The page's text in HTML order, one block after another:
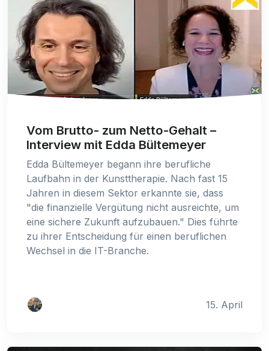
Vom Brutto- zum Netto-Gehalt –
Interview mit Edda Bültemeyer
Edda Bültemeyer begann ihre berufliche
Laufbahn in der Kunsttherapie. Nach fast 15
Jahren in diesem Sektor erkannte sie, dass
"die finanzielle Vergütung nicht ausreichte, um
eine sichere Zukunft aufzubauen." Dies führte
zu ihrer Entscheidung für einen beruflichen
Wechsel in die IT-Branche.
15. April